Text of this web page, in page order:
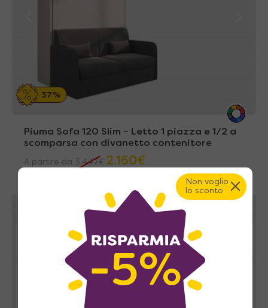
37%
Piuma Sofa 120 Slim – Letto 1 piazza e 1/2 a
scomparsa con divanetto contenitore
A partire da 3.447€ 2.160€
A casa tua in 43~49 giorni
Non voglio
lo sconto